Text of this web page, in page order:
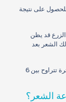
على نتيجة
قد يظن
الشعر بعد
عموماً يمكن معرفة نتيجة عملية زراعة الشعر خلال فترة تتراوح بين 6
الشعر؟